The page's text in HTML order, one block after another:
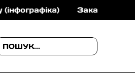
Закарпатський